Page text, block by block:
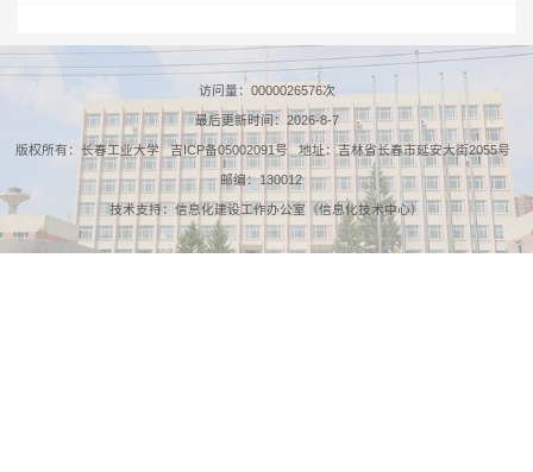
访问量： 0000026576次
最后更新时间： 2026-8-7
版权所有：长春工业大学 吉ICP备05002091号 地址：吉林省长春市延安大街2055号
邮编：130012
技术支持：信息化建设工作办公室（信息化技术中心）